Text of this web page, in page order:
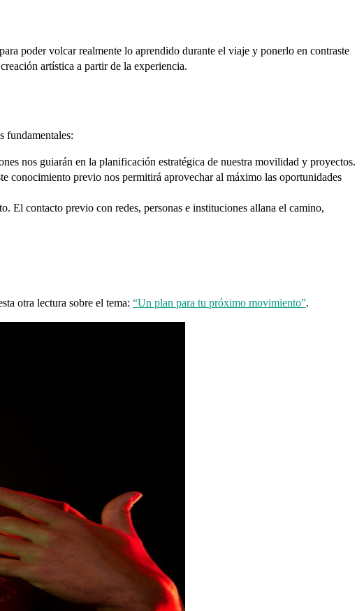
poder volcar realmente lo aprendido durante el viaje y ponerlo en contraste
artística a partir de la experiencia.
fundamentales:
nos guiarán en la planificación estratégica de nuestra movilidad y proyectos.
conocimiento previo nos permitirá aprovechar al máximo las oportunidades
El contacto previo con redes, personas e instituciones allana el camino,
otra lectura sobre el tema: “Un plan para tu próximo movimiento”.